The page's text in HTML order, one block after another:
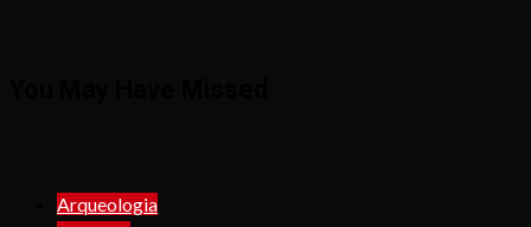
Arqueologia